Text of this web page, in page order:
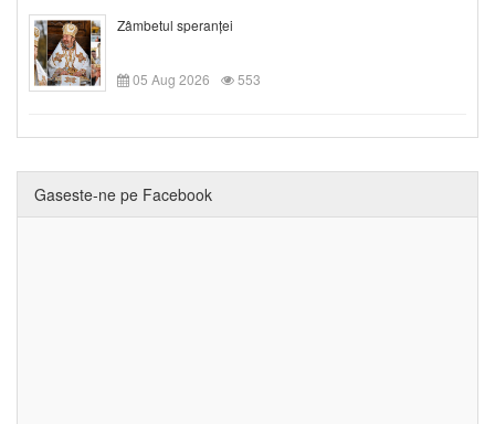
Zâmbetul speranței
05 Aug 2026 553
Gaseste-ne pe Facebook